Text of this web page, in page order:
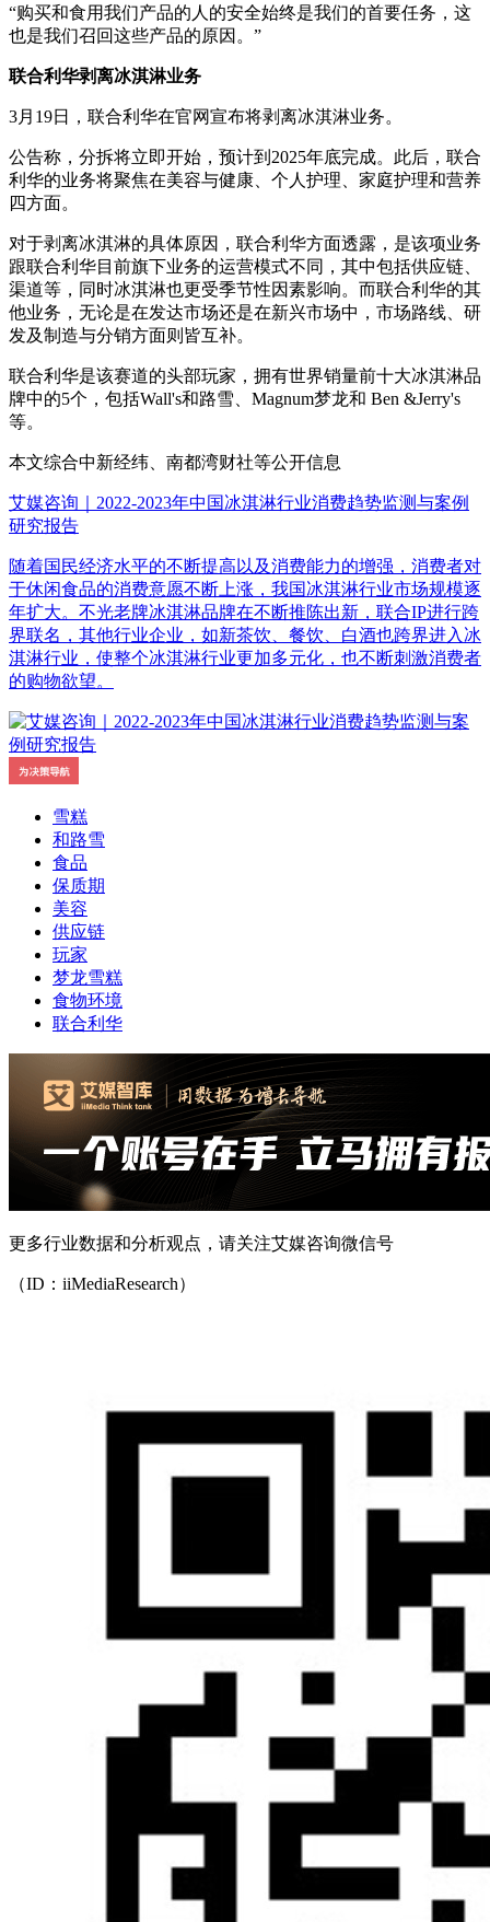
“购买和食用我们产品的人的安全始终是我们的首要任务，这
也是我们召回这些产品的原因。”
联合利华剥离冰淇淋业务
3月19日，联合利华在官网宣布将剥离冰淇淋业务。
公告称，分拆将立即开始，预计到2025年底完成。此后，联合
利华的业务将聚焦在美容与健康、个人护理、家庭护理和营养
四方面。
对于剥离冰淇淋的具体原因，联合利华方面透露，是该项业务
跟联合利华目前旗下业务的运营模式不同，其中包括供应链、
渠道等，同时冰淇淋也更受季节性因素影响。而联合利华的其
他业务，无论是在发达市场还是在新兴市场中，市场路线、研
发及制造与分销方面则皆互补。
联合利华是该赛道的头部玩家，拥有世界销量前十大冰淇淋品
牌中的5个，包括Wall's和路雪、Magnum梦龙和 Ben &Jerry's
等。
本文综合中新经纬、南都湾财社等公开信息
艾媒咨询｜2022-2023年中国冰淇淋行业消费趋势监测与案例
研究报告
随着国民经济水平的不断提高以及消费能力的增强，消费者对
于休闲食品的消费意愿不断上涨，我国冰淇淋行业市场规模逐
年扩大。不光老牌冰淇淋品牌在不断推陈出新，联合IP进行跨
界联名，其他行业企业，如新茶饮、餐饮、白酒也跨界进入冰
淇淋行业，使整个冰淇淋行业更加多元化，也不断刺激消费者
的购物欲望。
雪糕
和路雪
食品
保质期
美容
供应链
玩家
梦龙雪糕
食物环境
联合利华
更多行业数据和分析观点，请关注艾媒咨询微信号
（ID：iiMediaResearch）